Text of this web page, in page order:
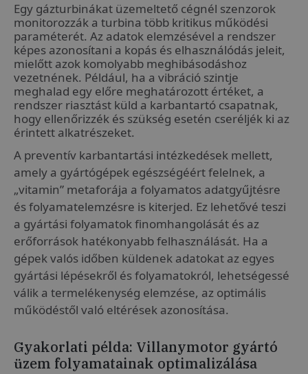
Egy gázturbinákat üzemeltető cégnél szenzorok
monitorozzák a turbina több kritikus működési
paraméterét. Az adatok elemzésével a rendszer
képes azonosítani a kopás és elhasználódás jeleit,
mielőtt azok komolyabb meghibásodáshoz
vezetnének. Például, ha a vibráció szintje
meghalad egy előre meghatározott értéket, a
rendszer riasztást küld a karbantartó csapatnak,
hogy ellenőrizzék és szükség esetén cseréljék ki az
érintett alkatrészeket.
A preventív karbantartási intézkedések mellett,
amely a gyártógépek egészségéért felelnek, a
„vitamin” metaforája a folyamatos adatgyűjtésre
és folyamatelemzésre is kiterjed. Ez lehetővé teszi
a gyártási folyamatok finomhangolását és az
erőforrások hatékonyabb felhasználását. Ha a
gépek valós időben küldenek adatokat az egyes
gyártási lépésekről és folyamatokról, lehetségessé
válik a termelékenység elemzése, az optimális
működéstől való eltérések azonosítása.
Gyakorlati példa: Villanymotor gyártó
üzem folyamatainak optimalizálása